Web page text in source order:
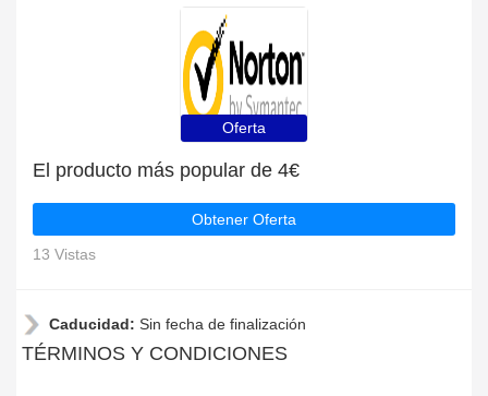
Oferta
El producto más popular de 4€
Obtener Oferta
13 Vistas
Caducidad: Sin fecha de finalización
TÉRMINOS Y CONDICIONES